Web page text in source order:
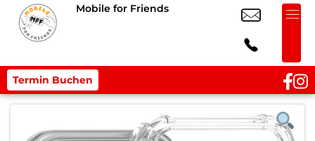
Mobile for Friends
Termin Buchen